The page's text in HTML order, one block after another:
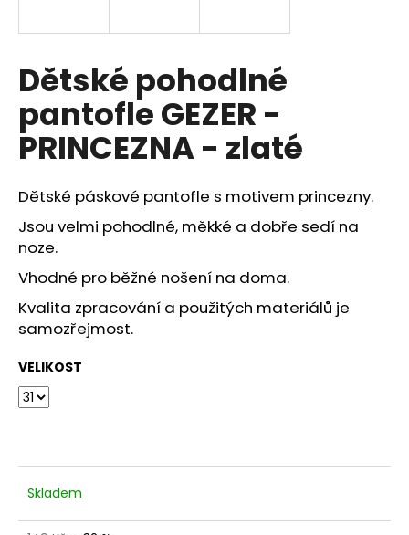
Dětské pohodlné
pantofle GEZER -
PRINCEZNA - zlaté
Dětské páskové pantofle s motivem princezny.
Jsou velmi pohodlné, měkké a dobře sedí na
noze.
Vhodné pro běžné nošení na doma.
Kvalita zpracování a použitých materiálů je
samozřejmost.
VELIKOST
Skladem
í
t
?
D
o
p
r
u
č
e
m